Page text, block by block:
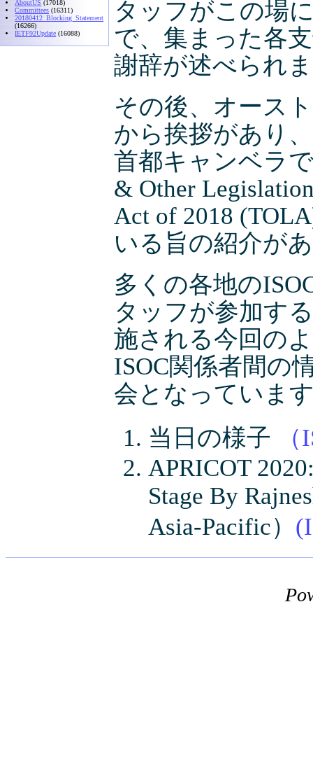
タッフがこの場
で、集まった各
謝辞が述べられ
その後、オース
から挨拶があり
首都キャンベラ
& Other
Act of 2018
いる旨の紹介が
多くの各地の
タッフが参加す
施される今回の
ISOC関係者間の
会となっていま
当日の様子
APRICOT
Stage By
Asia-Pacific）
AboutUS (17018)
Committees (16311)
20180412_Blocking_Statement
(16266)
IETF92Update (16088)